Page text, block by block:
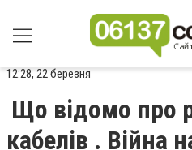
12:28, 22 березня
Що відомо про
кабелів . Війна